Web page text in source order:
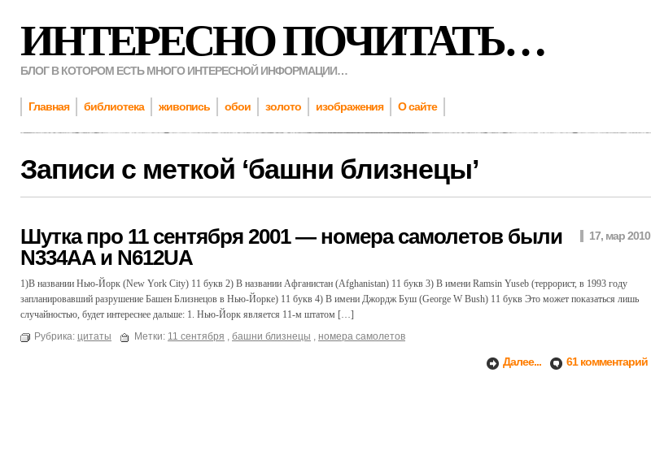
ИНТЕРЕСНО ПОЧИТАТЬ…
БЛОГ В КОТОРОМ ЕСТЬ МНОГО ИНТЕРЕСНОЙ ИНФОРМАЦИИ…
Главная библиотека живопись обои золото изображения О сайте
Записи с меткой ‘башни близнецы’
Шутка про 11 сентября 2001 — номера самолетов были
N334AA и N612UA
17, мар 2010
1)В названии Нью-Йорк (New York City) 11 букв 2) В названии Афганистан (Afghanistan) 11 букв 3) В имени Ramsin Yuseb (террорист, в 1993 году
запланировавший разрушение Башен Близнецов в Нью-Йорке) 11 букв 4) В имени Джордж Буш (George W Bush) 11 букв Это может показаться лишь
случайностью, будет интереснее дальше: 1. Нью-Йорк является 11-м штатом […]
Рубрика: цитаты Метки: 11 сентября , башни близнецы , номера самолетов
Далее... 61 комментарий